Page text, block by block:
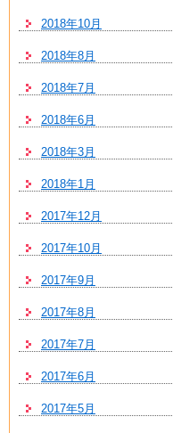
2018年10月
2018年8月
2018年7月
2018年6月
2018年3月
2018年1月
2017年12月
2017年10月
2017年9月
2017年8月
2017年7月
2017年6月
2017年5月